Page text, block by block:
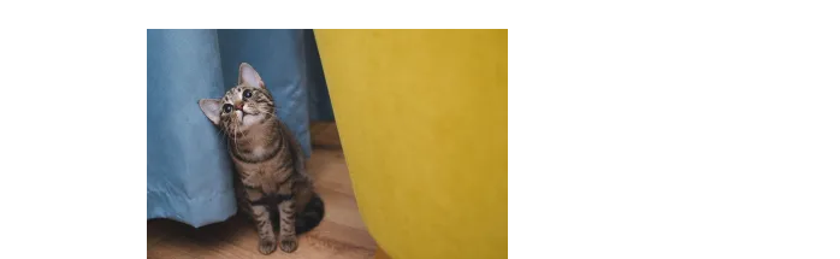
Ką daryti, kad katė
nedraskytų tapetų?
2026-02-07